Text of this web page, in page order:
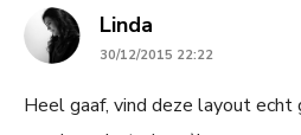
Linda
30/12/2015 22:22
Heel gaaf, vind deze layout echt